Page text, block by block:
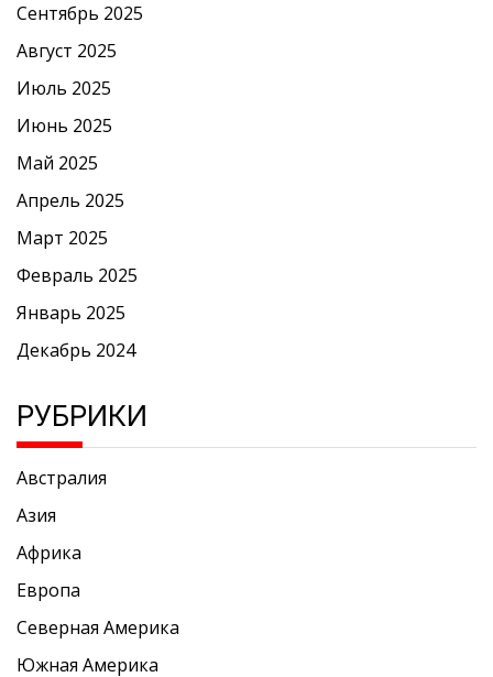
Сентябрь 2025
Август 2025
Июль 2025
Июнь 2025
Май 2025
Апрель 2025
Март 2025
Февраль 2025
Январь 2025
Декабрь 2024
РУБРИКИ
Австралия
Азия
Африка
Европа
Северная Америка
Южная Америка